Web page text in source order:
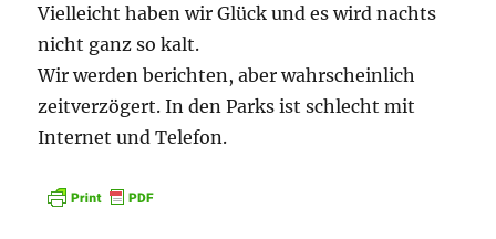
Vielleicht haben wir Glück und es wird nachts
nicht ganz so kalt.
Wir werden berichten, aber wahrscheinlich
zeitverzögert. In den Parks ist schlecht mit
Internet und Telefon.